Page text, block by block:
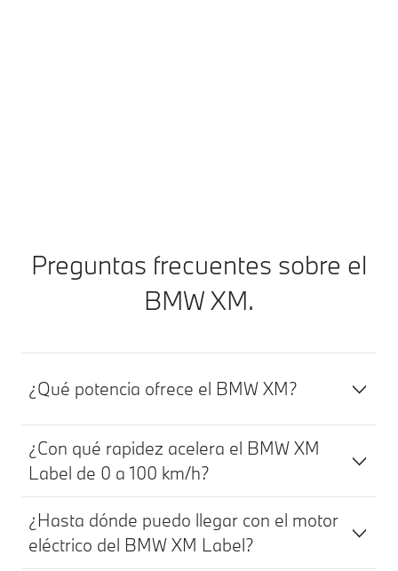
Preguntas frecuentes sobre el
BMW XM.
¿Qué potencia ofrece el BMW XM?
¿Con qué rapidez acelera el BMW XM
Label de 0 a 100 km/h?
¿Hasta dónde puedo llegar con el motor
eléctrico del BMW XM Label?